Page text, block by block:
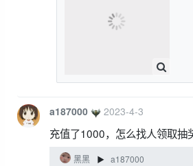
a187000 2023-4-3
充值了1000，怎么找人领取抽
黑黑 ▶a187000